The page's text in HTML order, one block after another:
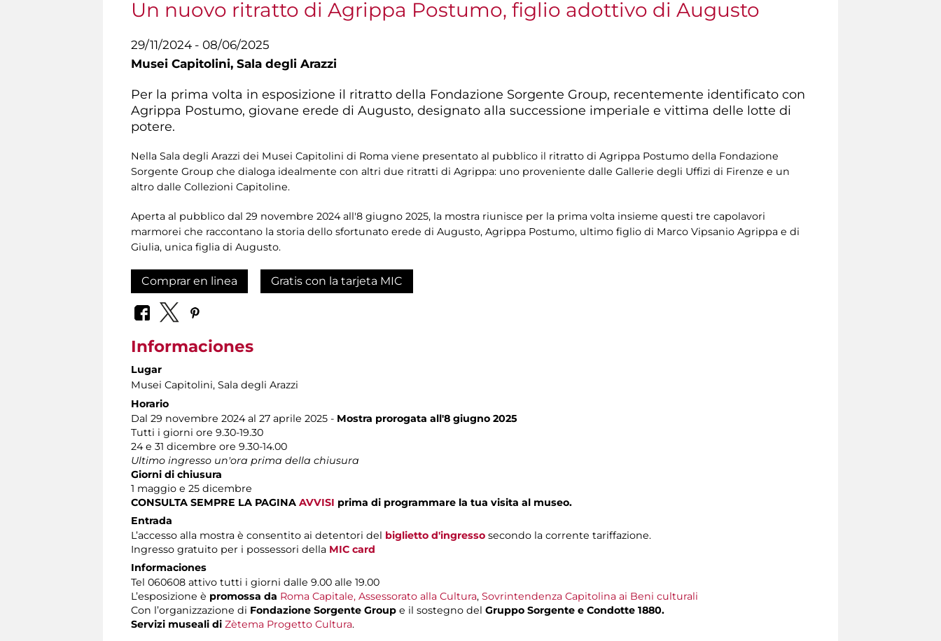
Un nuovo ritratto di Agrippa Postumo, figlio adottivo di Augusto
29/11/2024 - 08/06/2025
Musei Capitolini, Sala degli Arazzi
Per la prima volta in esposizione il ritratto della Fondazione Sorgente Group, recentemente identificato con
Agrippa Postumo, giovane erede di Augusto, designato alla successione imperiale e vittima delle lotte di
potere.
Nella Sala degli Arazzi dei Musei Capitolini di Roma viene presentato al pubblico il ritratto di Agrippa Postumo della Fondazione
Sorgente Group che dialoga idealmente con altri due ritratti di Agrippa: uno proveniente dalle Gallerie degli Uffizi di Firenze e un
altro dalle Collezioni Capitoline.
Aperta al pubblico dal 29 novembre 2024 all'8 giugno 2025, la mostra riunisce per la prima volta insieme questi tre capolavori
marmorei che raccontano la storia dello sfortunato erede di Augusto, Agrippa Postumo, ultimo figlio di Marco Vipsanio Agrippa e di
Giulia, unica figlia di Augusto.
Comprar en linea Gratis con la tarjeta MIC
Informaciones
Lugar
Musei Capitolini, Sala degli Arazzi
Horario
Dal 29 novembre 2024 al 27 aprile 2025 - Mostra prorogata all'8 giugno 2025
Tutti i giorni ore 9.30-19.30
24 e 31 dicembre ore 9.30-14.00
Ultimo ingresso un'ora prima della chiusura
Giorni di chiusura
1 maggio e 25 dicembre
CONSULTA SEMPRE LA PAGINA AVVISI prima di programmare la tua visita al museo.
Entrada
L’accesso alla mostra è consentito ai detentori del biglietto d'ingresso secondo la corrente tariffazione.
Ingresso gratuito per i possessori della MIC card
Informaciones
Tel 060608 attivo tutti i giorni dalle 9.00 alle 19.00
L’esposizione è promossa da Roma Capitale, Assessorato alla Cultura, Sovrintendenza Capitolina ai Beni culturali
Con l’organizzazione di Fondazione Sorgente Group e il sostegno del Gruppo Sorgente e Condotte 1880.
Servizi museali di Zètema Progetto Cultura.